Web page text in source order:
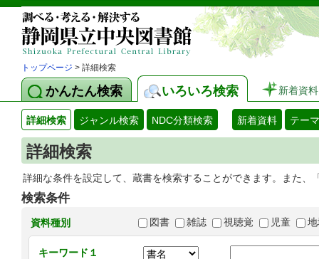
トップページ > 詳細検索
かんたん検索 いろいろ検索 新着資料
詳細検索 ジャンル検索 NDC分類検索 新着資料 テー
詳細検索
詳細な条件を設定して、蔵書を検索することができます。また
検索条件
資料種別 図書 雑誌 視聴覚 児童
キーワード１